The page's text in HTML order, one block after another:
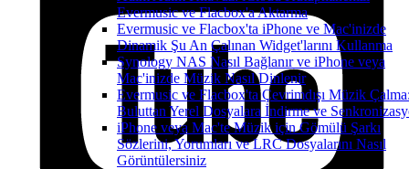
Evermusic ve Flacbox'a Aktarma
Evermusic ve Flacbox'ta iPhone ve Mac'inizde
Dinamik Şu An Çalınan Widget'larını Kullanma
Synology NAS Nasıl Bağlanır ve iPhone veya
Mac'inizde Müzik Nasıl Dinlenir
Evermusic ve Flacbox'ta Çevrimdışı Müzik
Buluttan Yerel Dosyalara İndirme ve
iPhone veya Mac'te Müzik için Gömülü Şarkı
Sözlerini, Yorumları ve LRC Dosyalarını Nasıl
Görüntülersiniz